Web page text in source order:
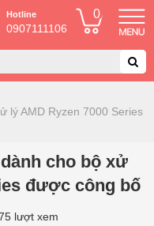
Hotline
0907111106
0
lý AMD Ryzen 7000 Series
cho bộ xử
được công bố
lượt xem